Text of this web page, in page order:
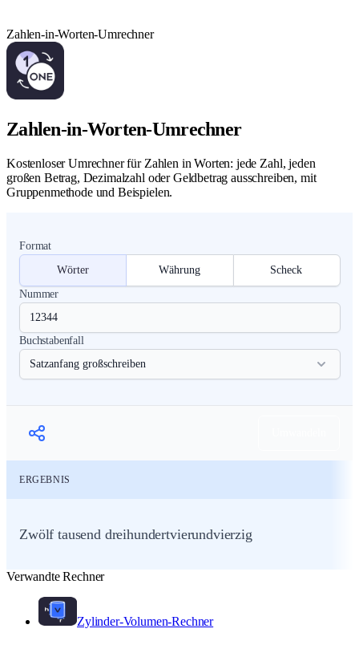
Zahlen-in-Worten-Umrechner
Zahlen-in-Worten-Umrechner
Kostenloser Umrechner für Zahlen in Worten: jede Zahl, jeden
großen Betrag, Dezimalzahl oder Geldbetrag ausschreiben, mit
Gruppenmethode und Beispielen.
Format
Wörter
Währung
Scheck
Nummer
Buchstabenfall
ERGEBNIS
Zwölf tausend dreihundertvierundvierzig
Verwandte Rechner
Zylinder-Volumen-Rechner